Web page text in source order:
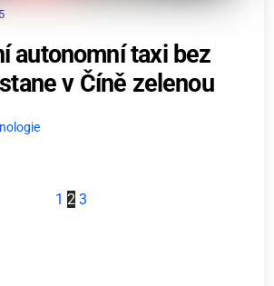
autonomní taxi bez
v Číně zelenou
1 2 3